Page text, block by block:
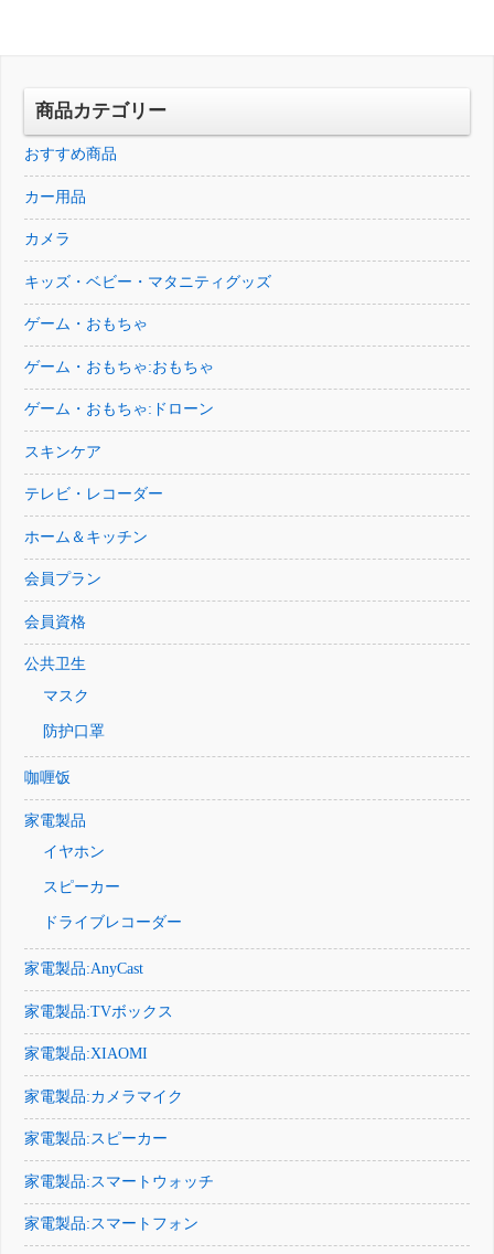
し
商品カテゴリー
おすすめ商品
カー用品
カメラ
キッズ・ベビー・マタニティグッズ
ゲーム・おもちゃ
ゲーム・おもちゃ:おもちゃ
ゲーム・おもちゃ:ドローン
スキンケア
テレビ・レコーダー
ホーム＆キッチン
会員プラン
会員資格
公共卫生
マスク
防护口罩
咖喱饭
家電製品
イヤホン
スピーカー
ドライブレコーダー
家電製品:AnyCast
家電製品:TVボックス
家電製品:XIAOMI
家電製品:カメラマイク
家電製品:スピーカー
家電製品:スマートウォッチ
家電製品:スマートフォン